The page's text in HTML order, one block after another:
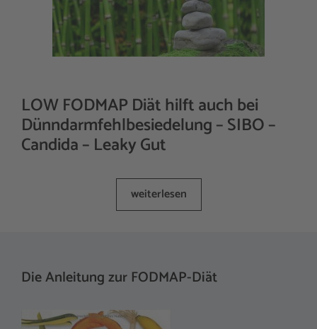
LOW FODMAP Diät hilft auch bei
Dünndarmfehlbesiedelung – SIBO –
Candida – Leaky Gut
weiterlesen
Die Anleitung zur FODMAP-Diät